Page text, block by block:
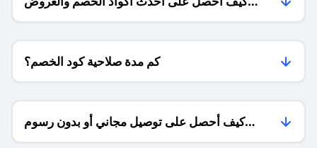
للمتاجر؟
كم مدة صلاحية كود الخصم؟
كيف أحصل على توصيل مجاني أو بدون رسوم
الشحن ؟